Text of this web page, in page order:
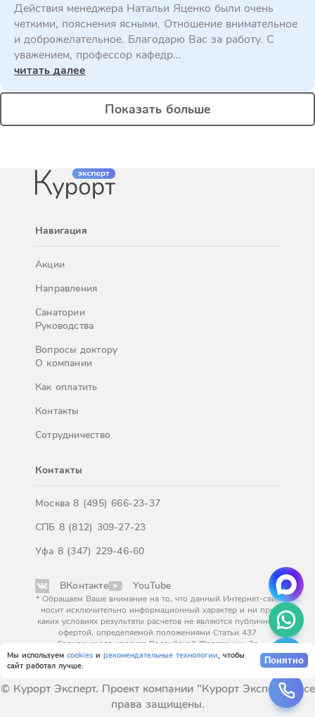
Мы используем cookies и рекомендательные технологии, чтобы
сайт работал лучше.
Понятно
Действия менеджера Натальи Яценко были очень
четкими, пояснения ясными. Отношение внимательное
и доброжелательное. Благодарю Вас за работу. С
уважением, профессор кафедр...
читать далее
Показать больше
Навигация
Акции
Направления
Санатории
Руководства
Вопросы доктору
О компании
Как оплатить
Контакты
Сотрудничество
Контакты
Москва8 (495) 666-23-37
СПБ 8 (812) 309-27-23
Уфа 8 (347) 229-46-60
ВКонтакте YouTube
* Обращаем Ваше внимание на то, что данный Интернет-сайт
носит исключительно информационный характер и ни при
каких условиях результаты расчетов не являются публичной
офертой, определяемой положениями Статьи 437
Гражданского кодекса Российской Федерации. За
окончательным расчетом обращайтесь к нашим менеджерам.
© Курорт Эксперт. Проект компании "Курорт Эксперт". Все
права защищены.